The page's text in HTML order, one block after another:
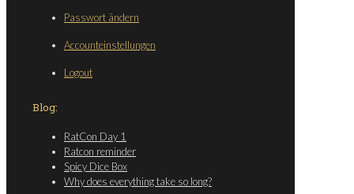
Passwort ändern
Accounteinstellungen
Logout
Blog:
RatCon Day 1
Ratcon reminder
Spicy Dice Box
Why does everything take so long?